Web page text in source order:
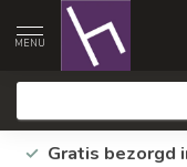
MENU
Gratis bezorgd